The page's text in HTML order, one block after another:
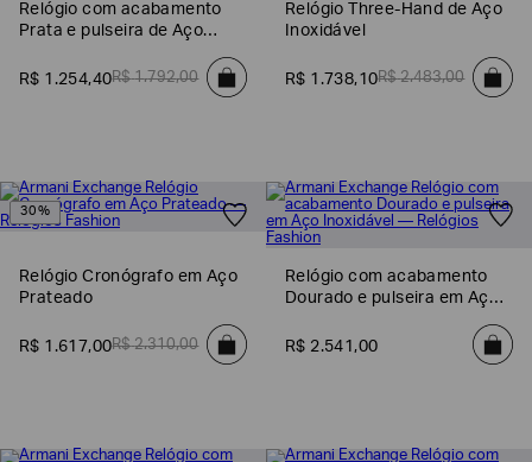
Relógio com acabamento
Prata e pulseira de Aço
R$ 1 .254,40R$ 1.792,00
Relógio Three-Hand de Aço
Inoxidável
R$ 1 .738,10R$ 2.483,00
30%
Relógio Cronógrafo em Aço
Prateado
R$ 1 .617,00R$ 2.310,00
Relógio com acabamento
Dourado e pulseira em Aço
R$ 2.541,00
nos
NOME*
SOBRENOME*